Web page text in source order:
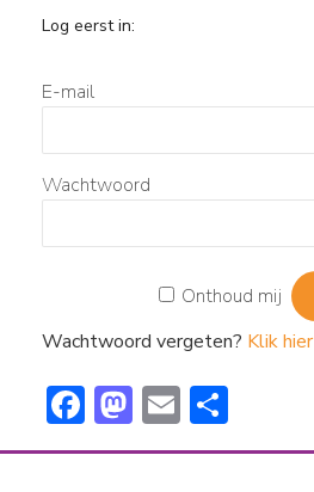
Log eerst in:
E-mail
Wachtwoord
Onthoud mij
Wachtwoord vergeten? Klik hier
F
ac
M
a
E
m el